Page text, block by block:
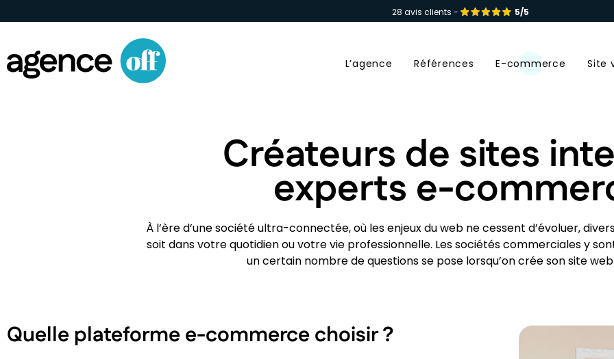
28 avis clients - 5/5
L’agence Références E-commerce Site
Créateurs de sites
experts e-
À l’ère d’une société ultra-connectée, où les enjeux du web ne cessent d’évoluer,
soit dans votre quotidien ou votre vie professionnelle. Les sociétés commerciales y
un certain nombre de questions se pose lorsqu’on crée son site
Quelle plateforme e-commerce choisir ?